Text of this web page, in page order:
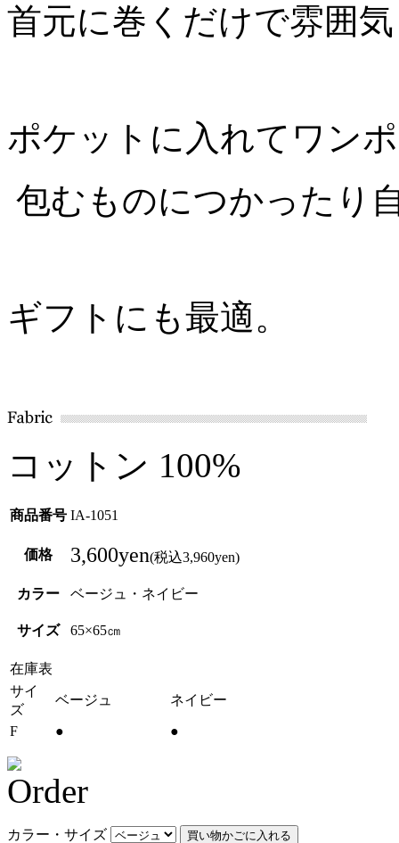
首元に巻くだけで雰囲
ポケットに入れてワン
包むものにつかったり
ギフトにも最適。
コットン 100%
商品番号 IA-1051
価格 3,600yen(税込3,960yen)
カラー ベージュ・ネイビー
サイズ 65×65㎝
在庫表
サイ
ズ
ベージュ ネイビー
F ● ●
カラー・サイズ